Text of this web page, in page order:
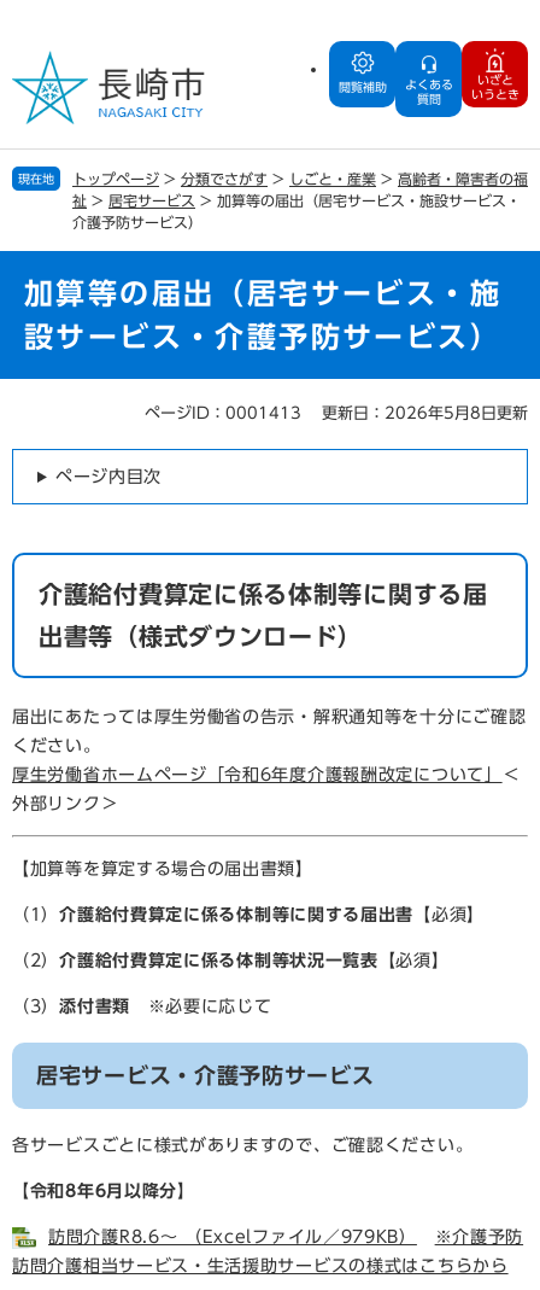
の
で
す
ー
ば
し
閲覧補助
よくある
質問
いざと
いうとき
現在地 トップページ > 分類でさがす > しごと・産業 > 高齢者・障害者の福
祉 > 居宅サービス > 加算等の届出（居宅サービス・施設サービス・
介護予防サービス）
加算等の届出（居宅サービス・施
設サービス・介護予防サービス）
ページID：0001413 更新日：2026年5月8日更新
ページ内目次
介護給付費算定に係る体制等に関する届
出書等（様式ダウンロード）
届出にあたっては厚生労働省の告示・解釈通知等を十分にご確認
ください。
厚生労働省ホームページ「令和6年度介護報酬改定について」
＜
外部リンク＞
【加算等を算定する場合の届出書類】
（1）介護給付費算定に係る体制等に関する届出書 【必須】
（2）介護給付費算定に係る体制等状況一覧表 【必須】
（3）添付書類 ※必要に応じて
居宅サービス・介護予防サービス
各サービスごとに様式がありますので、ご確認ください。
【令和8年6月以降分】
訪問介護R8.6～ （Excelファイル／979KB）
※介護予防
訪問介護相当サービス・生活援助サービスの様式はこちらから